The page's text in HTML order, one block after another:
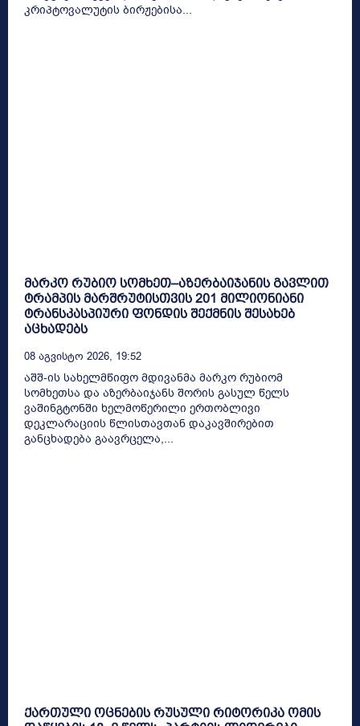
კრიპტოვალუტის ბირჟებისა...
მარკო რუბიო სომხეთ–აზერბაიჯანის გავლით
ტრამპის მარშრუტისთვის 201 მილიონიანი
ტრანსკასპიური ფონდის შექმნის შესახებ
აცხადებს
08 Აგვისტო 2026, 19:52
აშშ-ის სახელმწიფო მდივანმა მარკო რუბიომ
სომხეთსა და აზერბაიჯანს შორის გასულ წელს
ვაშინგტონში ხელმოწერილი ერთობლივი
დეკლარაციის წლისთავთან დაკავშირებით
განცხადება გაავრცელა,...
ქართული ოცნების რუსული რიტორიკა ომის